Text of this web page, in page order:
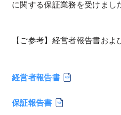
に関する保証業務を受けまし
【ご参考】経営者報告書およ
経営者報告書
保証報告書